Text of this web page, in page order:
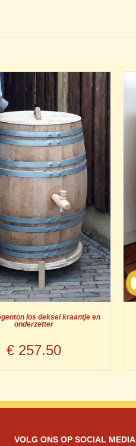
los deksel kraantje en
onderzetter
€ 257.50
VOLG ONS OP SOCIAL MEDIA